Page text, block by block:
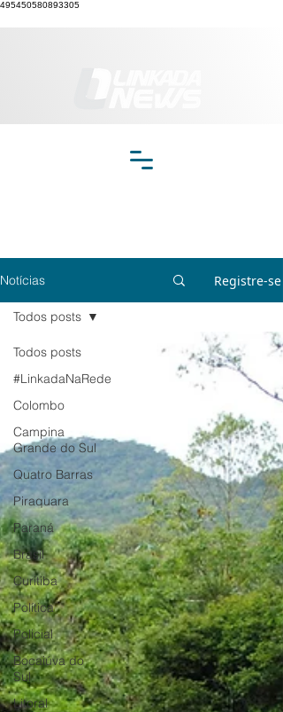
495450580893305
Notícias Registre-se
Todos posts
#LinkadaNaRede
Colombo
Campina
Grande do Sul
Quatro Barras
Piraquara
Paraná
Brasil
Curitiba
Política
Policial
Bocaiúva do
Sul
Litoral
Todos posts